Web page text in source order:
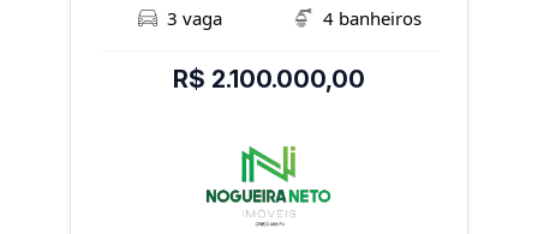
3 vaga
4 banheiros
R$ 2.100.000,00